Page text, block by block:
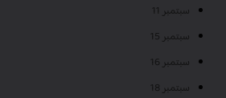
سبتمبر 11
سبتمبر 15
سبتمبر 16
سبتمبر 18